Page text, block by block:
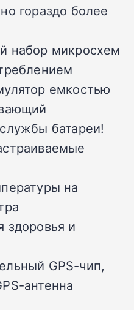
гораздо более
набор микросхем
емкостью
батареи!
на
здоровья и
GPS-чип,
антенна